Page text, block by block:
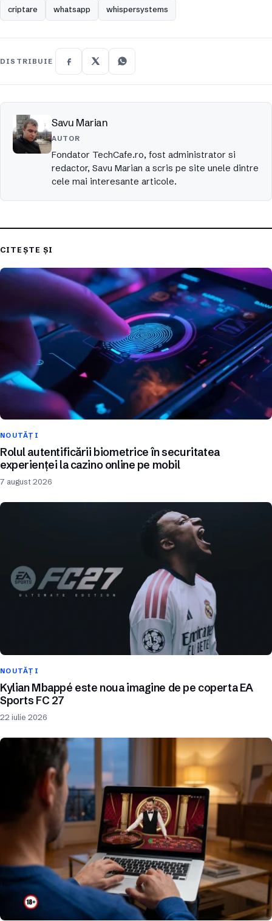
criptare whatsapp whispersystems
DISTRIBUIE
Savu Marian
AUTOR
Fondator TechCafe.ro, fost administrator si
redactor, Savu Marian a scris pe site unele dintre
cele mai interesante articole.
CITEȘTE ȘI
NOUTĂȚI
Rolul autentificării biometrice în securitatea
experienței la cazino online pe mobil
7 august 2026
NOUTĂȚI
Kylian Mbappé este noua imagine de pe coperta EA
Sports FC 27
22 iulie 2026